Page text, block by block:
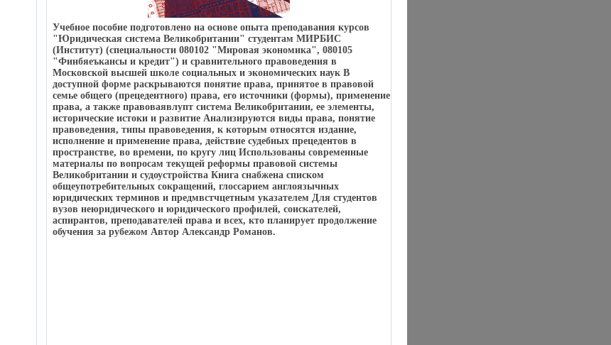
Учебное пособие подготовлено на основе опыта преподавания курсов
"Юридическая система Великобритании" студентам МИРБИС
(Институт) (специальности 080102 "Мировая экономика", 080105
"Финбяеъкансы и кредит") и сравнительного правоведения в
Московской высшей школе социальных и экономических наук В
доступной форме раскрываются понятие права, принятое в правовой
семье общего (прецедентного) права, его источники (формы), применение
права, а также правоваявлупт система Великобритании, ее элементы,
исторические истоки и развитие Анализируются виды права, понятие
правоведения, типы правоведения, к которым относятся издание,
исполнение и применение права, действие судебных прецедентов в
пространстве, во времени, по кругу лиц Использованы современные
материалы по вопросам текущей реформы правовой системы
Великобритании и судоустройства Книга снабжена списком
общеупотребительных сокращений, глоссарием англоязычных
юридических терминов и предмвстчцетным указателем Для студентов
вузов неюридического и юридического профилей, соискателей,
аспирантов, преподавателей права и всех, кто планирует продолжение
обучения за рубежом Автор Александр Романов.